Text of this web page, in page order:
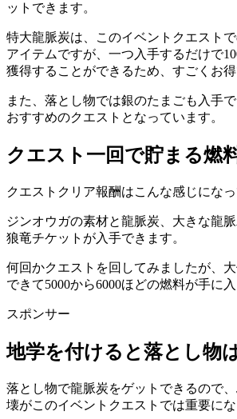
ットできます。
特大龍脈炭は、このイベントクエスト
アイテムですが、一つ入手するだけで
獲得することができるため、すごくお得
また、落とし物では銀のたまごも入手
おすすめのクエストとなっています。
クエスト一回で貯まる燃
クエストクリア報酬はこんな感じになっ
ジンオウガの素材と龍脈炭、大きな龍
狼竜チケットが入手できます。
何回かクエストを回してみましたが、
できて5000から6000ほどの燃料が手に入
スポンサー
地学を付けると落とし物
落とし物で龍脈炭をゲットできるので
壊がこのイベントクエストでは重要にな